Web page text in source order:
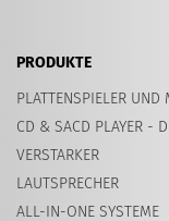
PRODUKTE
PLATTENSPIELER UND
CD & SACD PLAYER -
VERSTARKER
LAUTSPRECHER
ALL-IN-ONE SYSTEME